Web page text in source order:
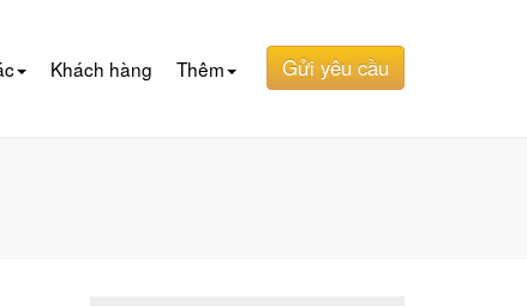
Gửi yêu cầu
Khách hàng Thêm